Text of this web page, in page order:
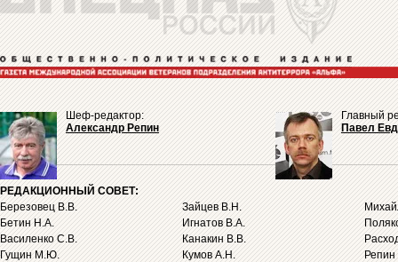
Шеф-редактор:
Александр Репин
Главный
Павел
РЕДАКЦИОННЫЙ СОВЕТ:
Березовец В.В.
Бетин Н.А.
Василенко С.В.
Гущин М.Ю.
Зайцев В.Н.
Игнатов В.А.
Канакин В.В.
Кумов А.Н.
Репин